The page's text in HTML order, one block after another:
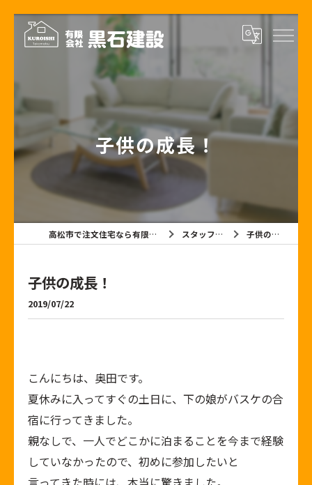
子供の成長！
高松市で注文住宅なら有限会社黒石建設 スタッフブログ 子供の成長！
子供の成長！
2019/07/22
こんにちは、奥田です。
夏休みに入ってすぐの土日に、下の娘がバスケの合
宿に行ってきました。
親なしで、一人でどこかに泊まることを今まで経験
していなかったので、初めに参加したいと